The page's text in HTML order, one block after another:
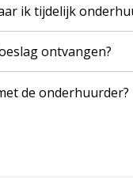
ik tijdelijk
ontvangen?
de onderhuurder?